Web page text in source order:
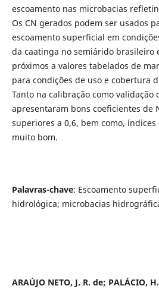
escoamento nas microbacias
Os CN gerados podem ser usados
escoamento superficial em
da caatinga no semiárido brasileiro
próximos a valores tabelados de
para condições de uso e cobertura
Tanto na calibração como validação
apresentaram bons coeficientes de
superiores a 0,6, bem como,
muito bom.
Palavras-chave: Escoamento
hidrológica; microbacias
ARAÚJO NETO, J. R. de; PALÁCIO,